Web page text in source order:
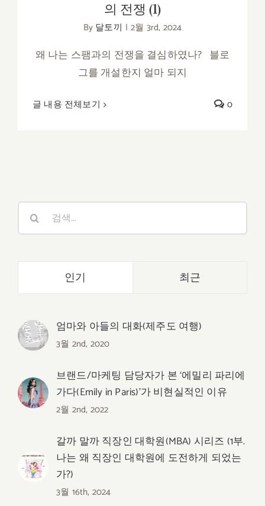
의 전쟁 (1)
By 달토끼 | 2월 3rd, 2024
왜 나는 스팸과의 전쟁을 결심하였나? 블로
그를 개설한지 얼마 되지
글 내용 전체보기 0
인기 최근
엄마와 아들의 대화(제주도 여행)
3월 2nd, 2020
브랜드/마케팅 담당자가 본 ‘에밀리 파리에
가다(Emily in Paris)’가 비현실적인 이유
2월 2nd, 2022
갈까 말까 직장인 대학원(MBA) 시리즈 (1부.
나는 왜 직장인 대학원에 도전하게 되었는
가?)
3월 16th, 2024